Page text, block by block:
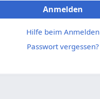
Anmelden
Hilfe beim Anmelden
Passwort vergessen?